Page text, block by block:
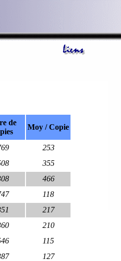
de
Moy / Copie
253
355
466
118
217
210
115
127